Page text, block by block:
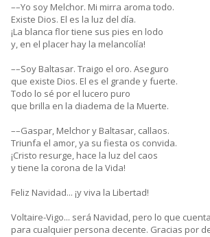
––Yo soy Melchor. Mi mirra aroma todo.
Existe Dios. El es la luz del día.
¡La blanca flor tiene sus pies en lodo
y, en el placer hay la melancolía!
––Soy Baltasar. Traigo el oro. Aseguro
que existe Dios. El es el grande y fuerte.
Todo lo sé por el lucero puro
que brilla en la diadema de la Muerte.
––Gaspar, Melchor y Baltasar, callaos.
Triunfa el amor, ya su fiesta os convida.
¡Cristo resurge, hace la luz del caos
y tiene la corona de la Vida!
Feliz Navidad... ¡y viva la Libertad!
Voltaire-Vigo... será Navidad, pero lo que
para cualquier persona decente. Gracias por